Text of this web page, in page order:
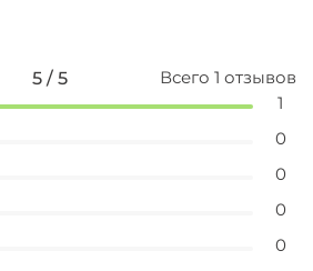
5 / 5 Всего 1 отзывов
1
0
0
0
0